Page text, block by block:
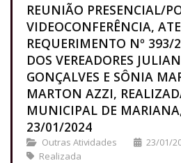
REUNIÃO PRESENCIAL/
VIDEOCONFERÊNCIA,
REQUERIMENTO Nº 393/
DOS VEREADORES
GONÇALVES E SÔNIA
MARTON AZZI,
MUNICIPAL DE
23/01/2024
Outras Atividades 23/01/
Realizada